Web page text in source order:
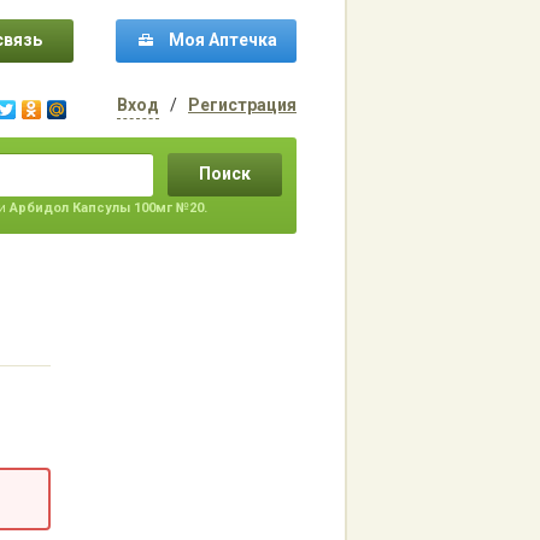
Моя Аптечка
Вход / Регистрация
Поиск
Арбидол Капсулы 100мг №20.